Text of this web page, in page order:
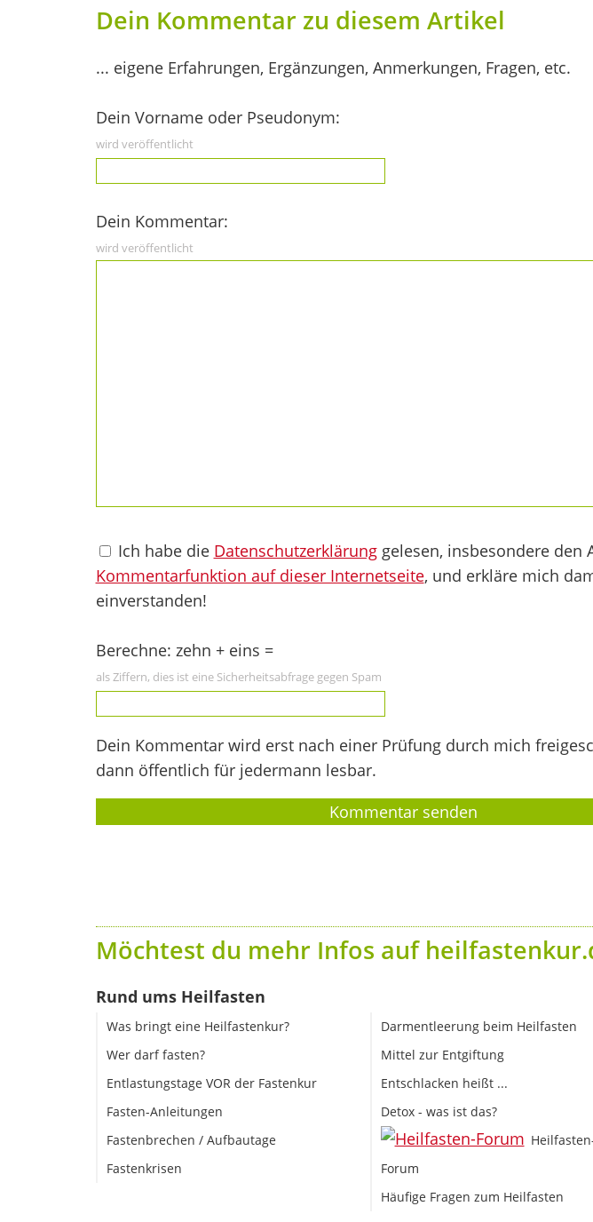
Dein Kommentar zu diesem Artikel
... eigene Erfahrungen, Ergänzungen, Anmerkungen, Fragen, etc.
Dein Vorname oder Pseudonym:
wird veröffentlicht
Dein Kommentar:
wird veröffentlicht
Ich habe die Datenschutzerklärunggelesen, insbesondere den
Kommentarfunktion auf dieser Internetseite, und erkläre mich
einverstanden!
Berechne: zehn + eins =
als Ziffern, dies ist eine Sicherheitsabfrage gegen Spam
Dein Kommentar wird erst nach einer Prüfung durch mich
dann öffentlich für jedermann lesbar.
Möchtest du mehr Infos auf
Rund ums Heilfasten
Was bringt eine Heilfastenkur?
Wer darf fasten?
Entlastungstage VOR der Fastenkur
Fasten-Anleitungen
Fastenbrechen / Aufbautage
Fastenkrisen
Darmentleerung beim Heilfasten
Mittel zur Entgiftung
Entschlacken heißt ...
Detox - was ist das?
Forum
Häufige Fragen zum Heilfasten